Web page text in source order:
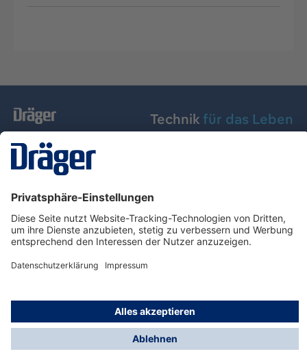
Technik für das Leben
Dräger Austria GmbH
Über Dräger
Informationen
© Dräger Austria GmbH, 2024
* Alle Preise exkl. gesetzl. Mehrwertsteuer zzgl.
Versandkosten und ggf. Nachnahmegebühren, wenn